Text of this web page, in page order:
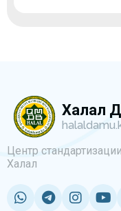
Халал
Центр
Халал